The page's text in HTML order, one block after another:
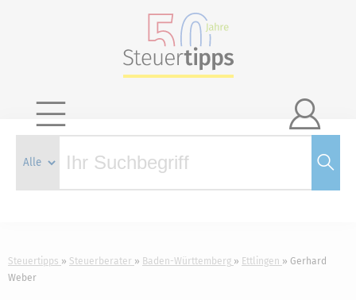

Steuertipps Steuerberater Baden-Württemberg Ettlingen
Gerhard
Weber